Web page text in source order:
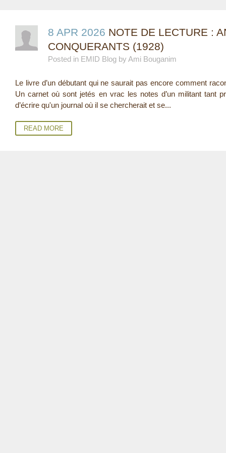
8 APR 2026 NOTE DE LECTURE :
CONQUERANTS (1928)
Posted in EMID Blog by Ami Bouganim
Le livre d’un débutant qui ne saurait pas encore comment
Un carnet où sont jetés en vrac les notes d’un militant tant
d’écrire qu'un journal où il se chercherait et se...
READ MORE